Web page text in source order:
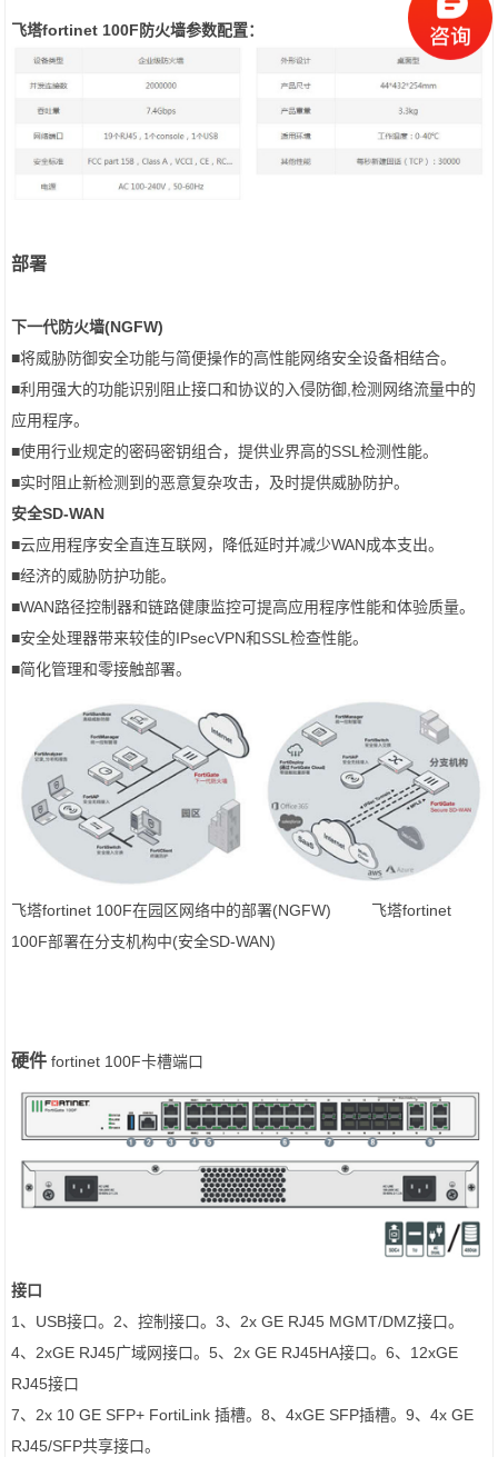
飞塔fortinet 100F防火墙参数配置：
部署
下一代防火墙(NGFW)
■将威胁防御安全功能与简便操作的高性能网络安全设备相结合。
■利用强大的功能识别阻止接口和协议的入侵防御,检测网络流量中的
应用程序。
■使用行业规定的密码密钥组合，提供业界高的SSL检测性能。
■实时阻止新检测到的恶意复杂攻击，及时提供威胁防护。
安全SD-WAN
■云应用程序安全直连互联网，降低延时并减少WAN成本支出。
■经济的威胁防护功能。
■WAN路径控制器和链路健康监控可提高应用程序性能和体验质量。
■安全处理器带来较佳的IPsecVPN和SSL检查性能。
■简化管理和零接触部署。
飞塔fortinet 100F在园区网络中的部署(NGFW) 飞塔fortinet
100F部署在分支机构中(安全SD-WAN)
硬件 fortinet 100F卡槽端口
接口
1、USB接口。2、控制接口。3、2x GE RJ45 MGMT/DMZ接口。
4、2xGE RJ45广域网接口。5、2x GE RJ45HA接口。6、12xGE
RJ45接口
7、2x 10 GE SFP+ FortiLink 插槽。8、4xGE SFP插槽。9、4x GE
RJ45/SFP共享接口。